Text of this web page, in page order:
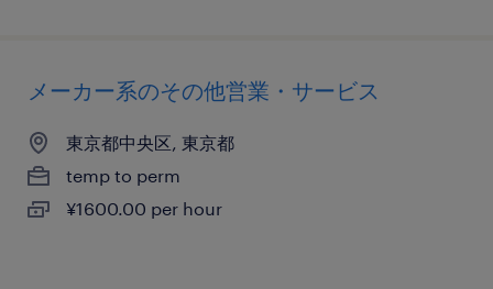
メーカー系のその他営業・サービス
東京都中央区, 東京都
temp to perm
¥1600.00 per hour